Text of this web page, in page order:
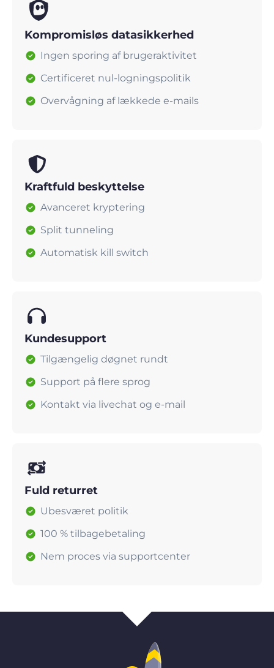
Kompromisløs datasikkerhed
Ingen sporing af brugeraktivitet
Certificeret nul-logningspolitik
Overvågning af lækkede e-mails
Kraftfuld beskyttelse
Avanceret kryptering
Split tunneling
Automatisk kill switch
Kundesupport
Tilgængelig døgnet rundt
Support på flere sprog
Kontakt via livechat og e-mail
Fuld returret
Ubesværet politik
100 % tilbagebetaling
Nem proces via supportcenter